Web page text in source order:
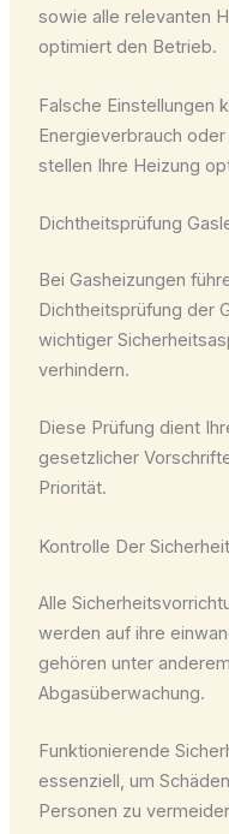
sowie alle relevanten
optimiert den Betrieb.
Falsche Einstellungen
Energieverbrauch
stellen Ihre Heizung
Dichtheitsprüfung
Bei Gasheizungen
Dichtheitsprüfung der
wichtiger
verhindern.
Diese Prüfung dient
gesetzlicher
Priorität.
Kontrolle Der
Alle
werden auf ihre
gehören unter
Abgasüberwachung.
Funktionierende
essenziell, um
Personen zu